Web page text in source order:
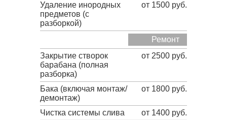
Удаление инородных
предметов (с
разборкой)
от 1500 руб.
Ремонт
Закрытие створок
барабана (полная
разборка)
от 2500 руб.
Бака (включая монтаж/
демонтаж)
от 1800 руб.
Чистка системы слива
от 1400 руб.